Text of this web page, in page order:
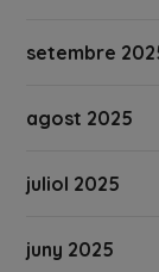
setembre
agost 2025
juliol 2025
juny 2025